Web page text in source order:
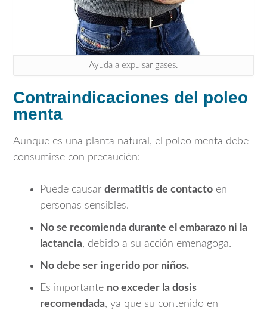
Ayuda a expulsar gases.
Contraindicaciones del poleo
menta
Aunque es una planta natural, el poleo menta debe
consumirse con precaución:
Puede causar dermatitis de contacto en
personas sensibles.
No se recomienda durante el embarazo ni la
lactancia, debido a su acción emenagoga.
No debe ser ingerido por niños.
Es importante no exceder la dosis
recomendada, ya que su contenido en